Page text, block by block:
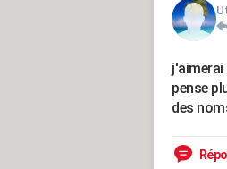
j'aimerai
pense
des